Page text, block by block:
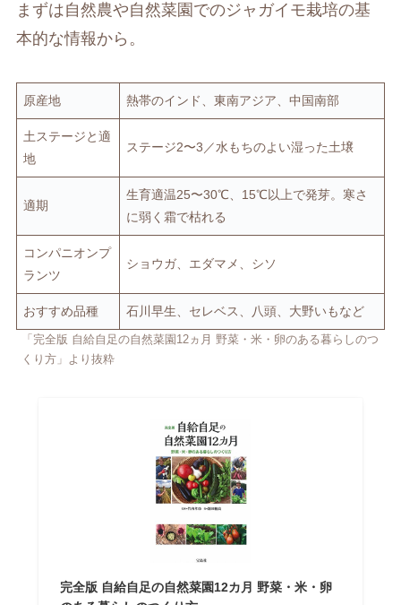
まずは自然農や自然菜園でのジャガイモ栽培の基
本的な情報から。
原産地 熱帯のインド、東南アジア、中国南部
土ステージと適
地
ステージ2〜3／水もちのよい湿った土壌
適期
生育適温25〜30℃、15℃以上で発芽。寒さ
に弱く霜で枯れる
コンパニオンプ
ランツ
ショウガ、エダマメ、シソ
おすすめ品種 石川早生、セレベス、八頭、大野いもなど
「完全版 自給自足の自然菜園12ヵ月 野菜・米・卵のある暮らしのつ
くり方」より抜粋
完全版 自給自足の自然菜園12カ月 野菜・米・卵